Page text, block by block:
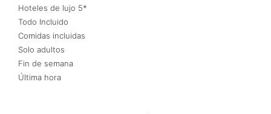
Hoteles de lujo 5*
Todo Incluido
Comidas incluidas
Solo adultos
Fin de semana
Última hora